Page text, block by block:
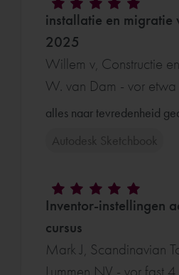
installatie en
2025
Willem v, Constructie
W. van Dam - vor etwa
alles naar tevredenheid
Autodesk Sketchbook
Inventor-instellingen
cursus
Mark J, Scandinavian